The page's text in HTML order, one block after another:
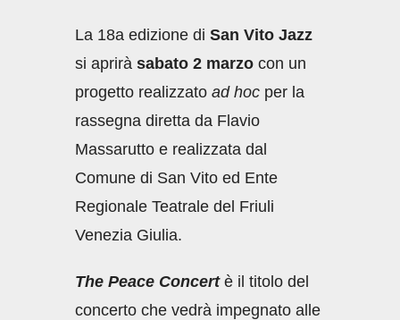
La 18a edizione di San Vito Jazz
si aprirà sabato 2 marzo con un
progetto realizzato ad hoc per la
rassegna diretta da Flavio
Massarutto e realizzata dal
Comune di San Vito ed Ente
Regionale Teatrale del Friuli
Venezia Giulia.
The Peace Concertè il titolo del
concerto che vedrà impegnato alle